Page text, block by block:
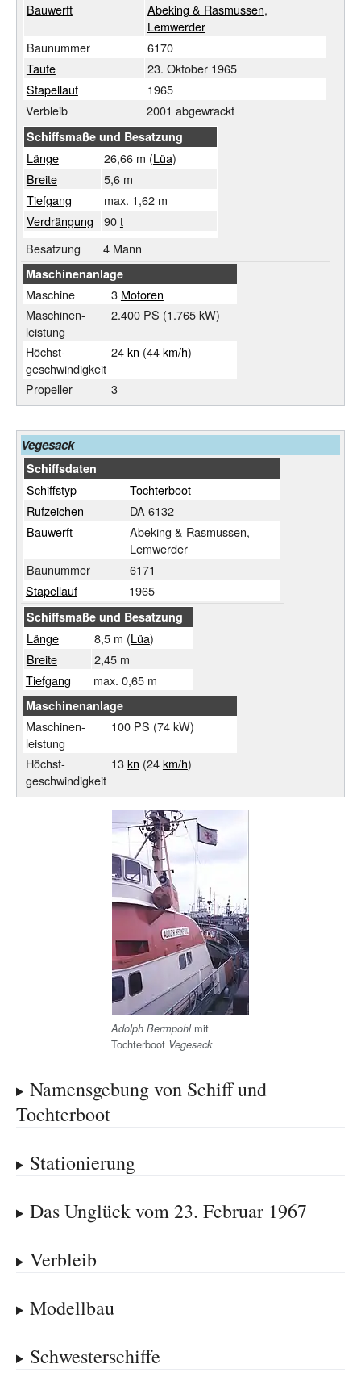
Bauwerft
Abeking & Rasmussen,
Lemwerder
Baunummer
6170
Taufe
23. Oktober 1965
Stapellauf
1965
Verbleib
2001 abgewrackt
Schiffsmaße und Besatzung
Länge 26,66 m (Lüa)
Breite
5,6 m
Tiefgang
max. 1,62 m
Verdrängung
90t
Besatzung
4 Mann
Maschinenanlage
Maschine 3 Motoren
Maschinen-
leistung
2.400 PS (1.765kW)
Höchst-
geschwindigkeit
24kn (44km/h)
Propeller 3
Vegesack
Schiffsdaten
Schiffstyp
Tochterboot
Rufzeichen
DA 6132
Bauwerft
Abeking & Rasmussen,
Lemwerder
Baunummer
6171
Stapellauf
1965
Schiffsmaße und Besatzung
Länge 8,5 m (Lüa)
Breite
2,45 m
Tiefgang
max. 0,65 m
Maschinenanlage
Maschinen-
leistung
100 PS (74kW)
Höchst-
geschwindigkeit
13kn (24km/h)
Adolph Bermpohlmit
Tochterboot Vegesack
Namensgebung von Schiff und
Tochterboot
Stationierung
Das Unglück vom 23. Februar 1967
Verbleib
Modellbau
Schwesterschiffe